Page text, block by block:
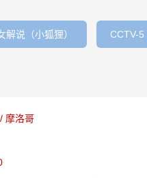
解说（小狐狸） CCTV-5
摩洛哥